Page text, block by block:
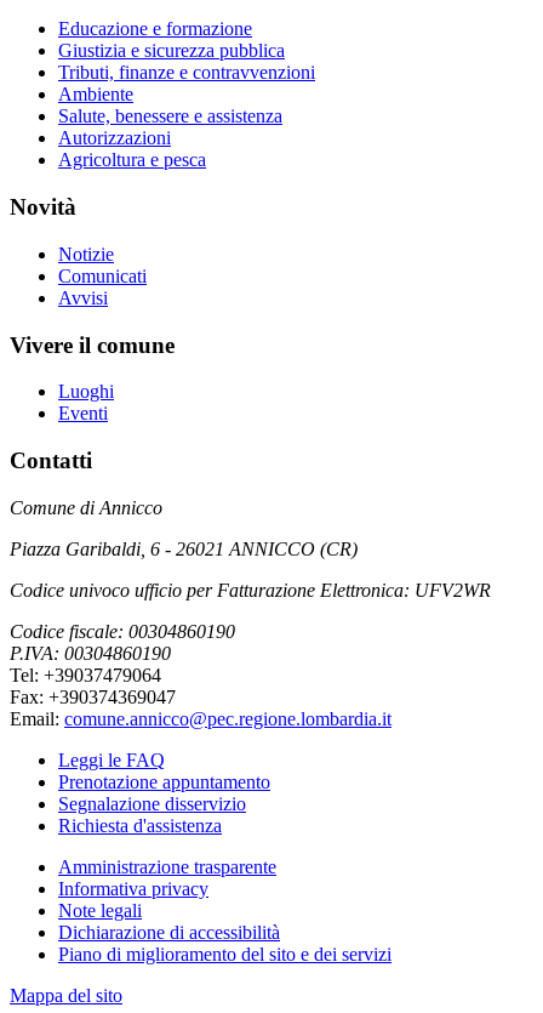
Educazione e formazione
Giustizia e sicurezza pubblica
Tributi, finanze e contravvenzioni
Ambiente
Salute, benessere e assistenza
Autorizzazioni
Agricoltura e pesca
Novità
Notizie
Comunicati
Avvisi
Vivere il comune
Luoghi
Eventi
Contatti
Comune di Annicco
Piazza Garibaldi, 6 - 26021 ANNICCO (CR)
Codice univoco ufficio per Fatturazione Elettronica: UFV2WR
Codice fiscale: 00304860190
P.IVA: 00304860190
Tel: +39037479064
Fax: +390374369047
Email: comune.annicco@pec.regione.lombardia.it
Leggi le FAQ
Prenotazione appuntamento
Segnalazione disservizio
Richiesta d'assistenza
Amministrazione trasparente
Informativa privacy
Note legali
Dichiarazione di accessibilità
Piano di miglioramento del sito e dei servizi
Mappa del sito